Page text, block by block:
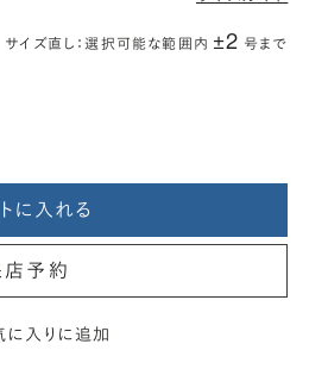
サイズ直し：選択可能な範囲内 ±2 号まで
に入れる
店予約
に入りに追加